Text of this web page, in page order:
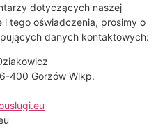
dotyczących naszej
tego oświadczenia, prosimy o
danych kontaktowych:
400 Gorzów Wlkp.